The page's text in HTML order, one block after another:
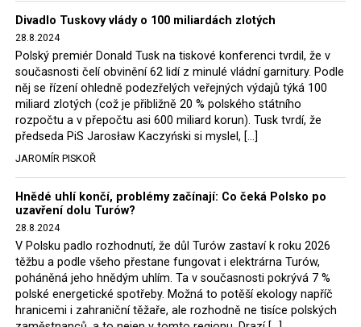
Hołownia, přímo řekli, že by se polská vláda měla
tomuto rozhodnutí podřídit.
Rozhodnutí polského ministra spravedlnosti jistě potěší
německé, české a polské ekology, ale i těžaře. Je těžké si
představit, že by o takové věci rozhodoval sám ministr
Bodnar. Musel získat politický souhlas vládnoucí koalice.
Stále jsou totiž platné argumenty Morawieckého vlády,
že důl i elektrárna jsou – kromě zabezpečování cca 7 %
polského energetického mixu – klíčovými podniky, spolu
se svými dceřinými společnostmi zaměstnávají cca pět
tisíc lidí. Navíc s činností dolu a elektrárny nepřímo
souvisí dalších několik desítek tisíc pracovních míst v
regionu. Zelená politika ale opět zvítězila.
Rozhodnutí polského ministra spravedlnosti jistě potěší
Divadlo Tuskovy vlády o 100 miliardách zlotých
28.8.2024
Polský premiér Donald Tusk na tiskové konferenci tvrdil, že v
současnosti čelí obvinění 62 lidí z minulé vládní garnitury. Podle
něj se řízení ohledně podezřelých veřejných výdajů týká 100
miliard zlotých (což je přibližně 20 % polského státního
rozpočtu a v přepočtu asi 600 miliard korun). Tusk tvrdí, že
předseda PiS Jarosław Kaczyński si myslel, […]
JAROMÍR PISKOŘ
Hnědé uhlí končí, problémy začínají: Co čeká Polsko po
uzavření dolu Turów?
28.8.2024
V Polsku padlo rozhodnutí, že důl Turów zastaví k roku 2026
těžbu a podle všeho přestane fungovat i elektrárna Turów,
poháněná jeho hnědým uhlím. Ta v současnosti pokrývá 7 %
polské energetické spotřeby. Možná to potěší ekology napříč
hranicemi i zahraniční těžaře, ale rozhodně ne tisíce polských